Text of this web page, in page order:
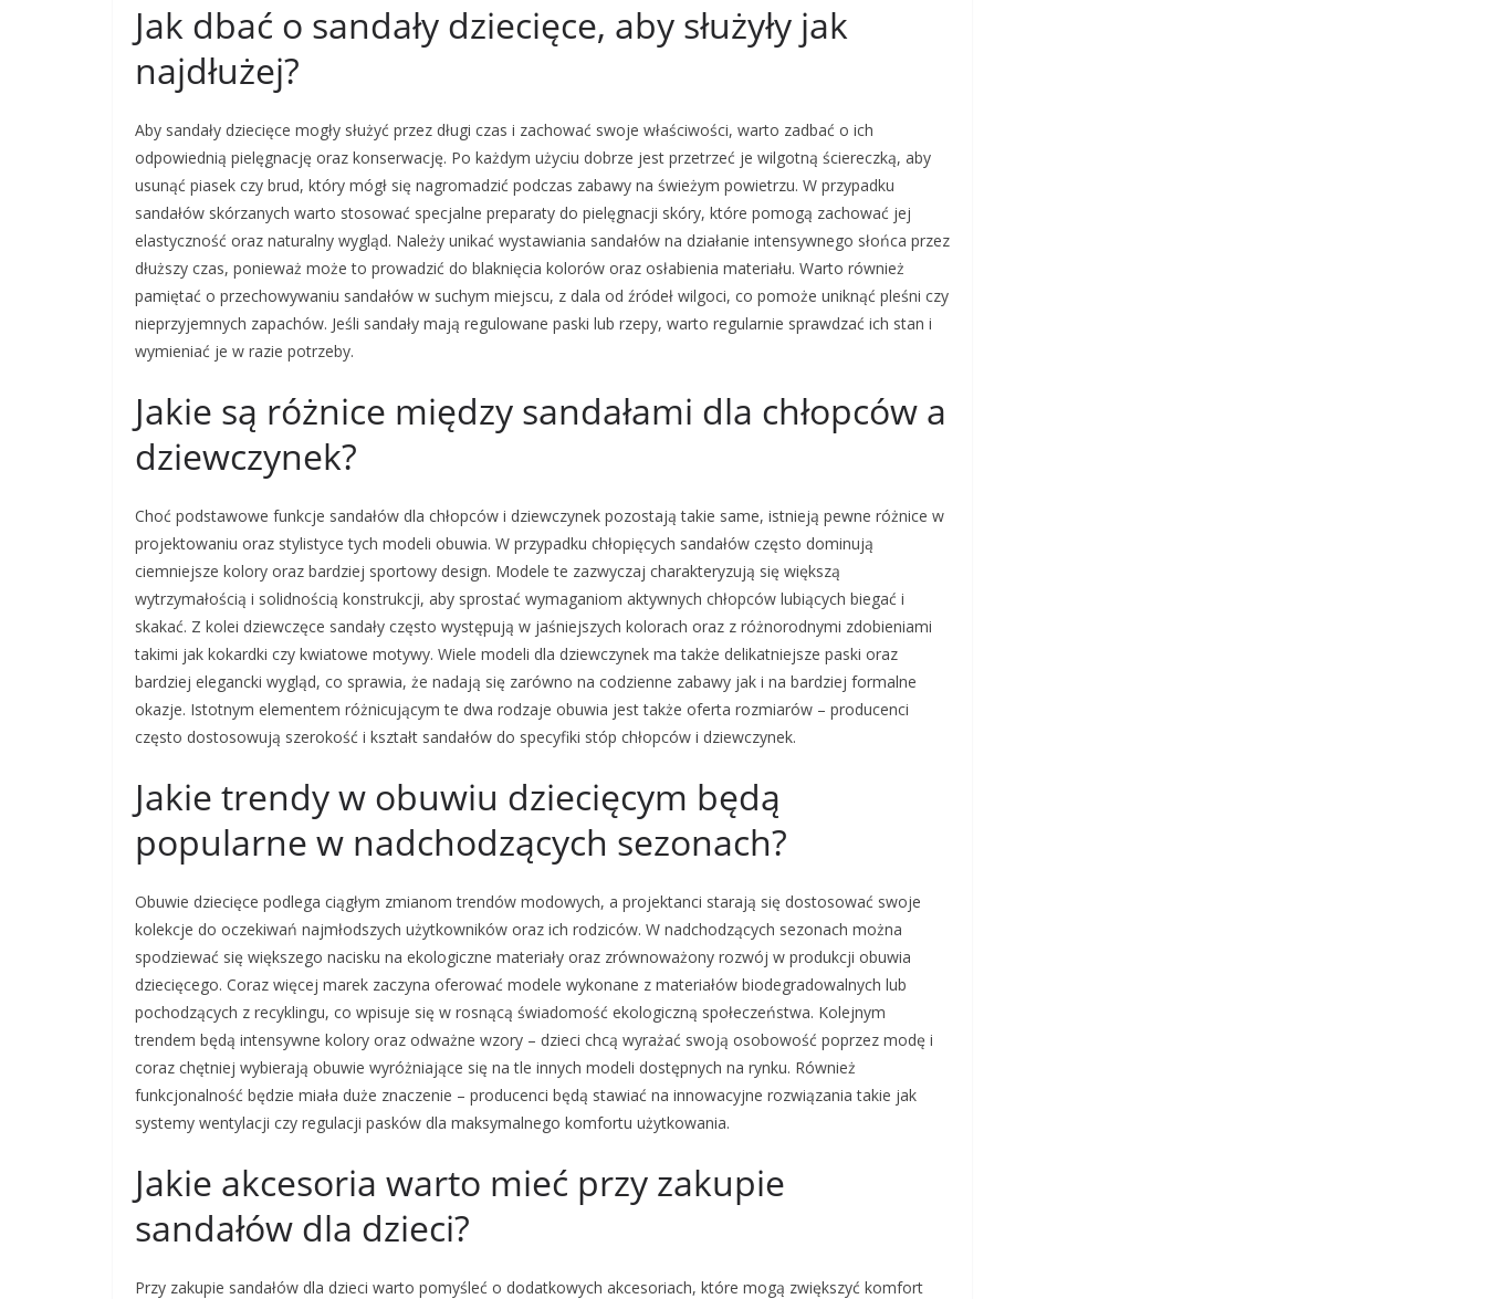
Jak dbać o sandały dziecięce, aby służyły jak
najdłużej?
Aby sandały dziecięce mogły służyć przez długi czas i zachować swoje właściwości, warto zadbać o ich
odpowiednią pielęgnację oraz konserwację. Po każdym użyciu dobrze jest przetrzeć je wilgotną ściereczką, aby
usunąć piasek czy brud, który mógł się nagromadzić podczas zabawy na świeżym powietrzu. W przypadku
sandałów skórzanych warto stosować specjalne preparaty do pielęgnacji skóry, które pomogą zachować jej
elastyczność oraz naturalny wygląd. Należy unikać wystawiania sandałów na działanie intensywnego słońca przez
dłuższy czas, ponieważ może to prowadzić do blaknięcia kolorów oraz osłabienia materiału. Warto również
pamiętać o przechowywaniu sandałów w suchym miejscu, z dala od źródeł wilgoci, co pomoże uniknąć pleśni czy
nieprzyjemnych zapachów. Jeśli sandały mają regulowane paski lub rzepy, warto regularnie sprawdzać ich stan i
wymieniać je w razie potrzeby.
Jakie są różnice między sandałami dla chłopców a
dziewczynek?
Choć podstawowe funkcje sandałów dla chłopców i dziewczynek pozostają takie same, istnieją pewne różnice w
projektowaniu oraz stylistyce tych modeli obuwia. W przypadku chłopięcych sandałów często dominują
ciemniejsze kolory oraz bardziej sportowy design. Modele te zazwyczaj charakteryzują się większą
wytrzymałością i solidnością konstrukcji, aby sprostać wymaganiom aktywnych chłopców lubiących biegać i
skakać. Z kolei dziewczęce sandały często występują w jaśniejszych kolorach oraz z różnorodnymi zdobieniami
takimi jak kokardki czy kwiatowe motywy. Wiele modeli dla dziewczynek ma także delikatniejsze paski oraz
bardziej elegancki wygląd, co sprawia, że nadają się zarówno na codzienne zabawy jak i na bardziej formalne
okazje. Istotnym elementem różnicującym te dwa rodzaje obuwia jest także oferta rozmiarów – producenci
często dostosowują szerokość i kształt sandałów do specyfiki stóp chłopców i dziewczynek.
Jakie trendy w obuwiu dziecięcym będą
popularne w nadchodzących sezonach?
Obuwie dziecięce podlega ciągłym zmianom trendów modowych, a projektanci starają się dostosować swoje
kolekcje do oczekiwań najmłodszych użytkowników oraz ich rodziców. W nadchodzących sezonach można
spodziewać się większego nacisku na ekologiczne materiały oraz zrównoważony rozwój w produkcji obuwia
dziecięcego. Coraz więcej marek zaczyna oferować modele wykonane z materiałów biodegradowalnych lub
pochodzących z recyklingu, co wpisuje się w rosnącą świadomość ekologiczną społeczeństwa. Kolejnym
trendem będą intensywne kolory oraz odważne wzory – dzieci chcą wyrażać swoją osobowość poprzez modę i
coraz chętniej wybierają obuwie wyróżniające się na tle innych modeli dostępnych na rynku. Również
funkcjonalność będzie miała duże znaczenie – producenci będą stawiać na innowacyjne rozwiązania takie jak
systemy wentylacji czy regulacji pasków dla maksymalnego komfortu użytkowania.
Jakie akcesoria warto mieć przy zakupie
sandałów dla dzieci?
Przy zakupie sandałów dla dzieci warto pomyśleć o dodatkowych akcesoriach, które mogą zwiększyć komfort